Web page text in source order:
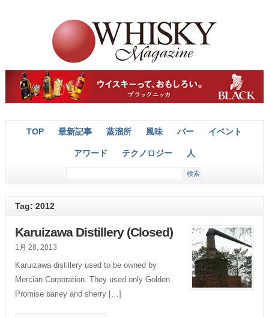
TOP 最新記事 蒸溜所 風味 バー イベント
アワード テクノロジー 人
Tag: 2012
Karuizawa Distillery (Closed)
1月 28, 2013
Karuizawa distillery used to be owned by
Mercian Corporation. They used only Golden
Promise barley and sherry […]